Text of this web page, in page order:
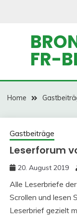
FR-
Home
Gastbeiträge
Leserforum
20. August 2019
Alle Leserbriefe
Scrollen und lesen
Leserbrief gezielt